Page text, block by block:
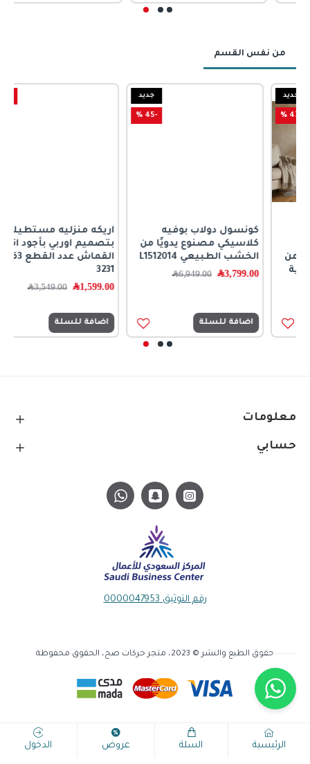
من نفس القسم
كونسول دولاب بوفيه
كلاسيكي مصنوع يدويًا من
الخشب الطبيعي L1512014
3,799.00﷼ 6,949.00﷼
اضافة للسلة
اريكه منزليه مستطيله
بتصميم اوربي بأجود انواع
القماش عدد القطع 3قطع
1,599.00﷼ 3,549.00﷼
اضافة للسلة
معلومات
حسابي
رقم التوثيق 0000047953
حقوق الطبع والنشر © 2023، متجر حركات صح، الحقوق محفوظة
الرئيسية السلة عروض الدخول